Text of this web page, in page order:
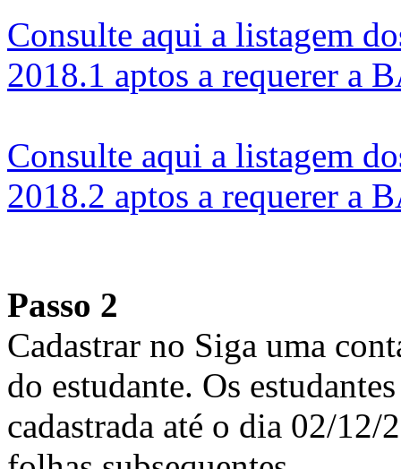
Consulte aqui a listagem
2018.1 aptos a requerer a
Consulte aqui a listagem
2018.2 aptos a requerer a
Passo 2
Cadastrar no Siga uma
do estudante. Os
cadastrada até o dia 02/